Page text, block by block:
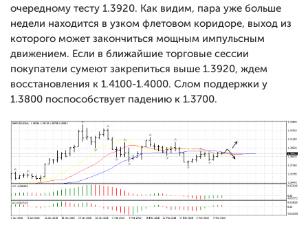
очередному тесту 1.3920. Как видим, пара уже больше
недели находится в узком флетовом коридоре, выход из
которого может закончиться мощным импульсным
движением. Если в ближайшие торговые сессии
покупатели сумеют закрепиться выше 1.3920, ждем
восстановления к 1.4100-1.4000. Слом поддержки у
1.3800 поспособствует падению к 1.3700.